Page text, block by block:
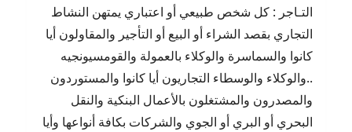
التـاجر : كل شخص طبيعي أو اعتباري يمتهن النشاط
التجاري بقصد الشراء أو البيع أو التأجير والمقاولون أيا
كانوا والسماسرة والوكلاء بالعمولة والقومسيونجيه
..والوكلاء والوسطاء التجاريون أيا كانوا والمستوردون
والمصدرون والمشتغلون بالأعمال البنكية والنقل
البحري أو البري أو الجوي والشركات بكافة أنواعها وأيا